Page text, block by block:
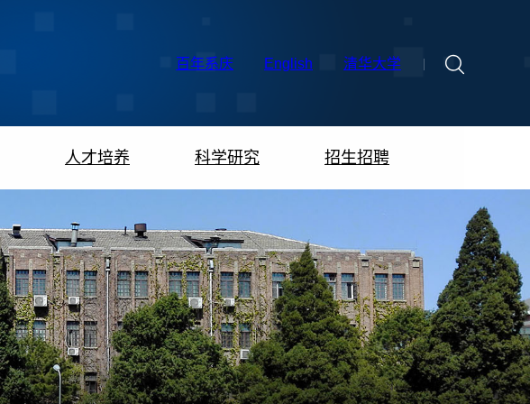
百年系庆 English 清华大学
人才培养 科学研究 招生招聘